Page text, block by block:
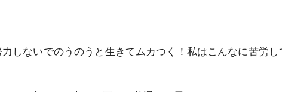
しないでのうのうと生きてムカつく！私はこんなに苦労し